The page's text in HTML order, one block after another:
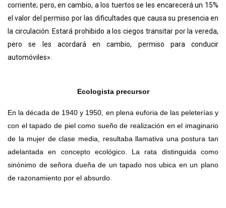
corriente; pero, en cambio, a los tuertos se les encarecerá un 15%
el valor del permiso por las dificultades que causa su presencia en
la circulación. Estará prohibido a los ciegos transitar por la vereda,
pero se les acordará en cambio, permiso para conducir
automóviles».
Ecologista precursor
En la década de 1940 y 1950, en plena euforia de las peleterías y
con el tapado de piel como sueño de realización en el imaginario
de la mujer de clase media, resultaba llamativa una postura tan
adelantada en concepto ecológico. La rata distinguida como
sinónimo de señora dueña de un tapado nos ubica en un plano
de razonamiento por el absurdo.